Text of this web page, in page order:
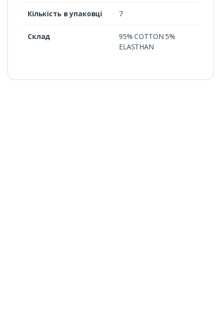
Кількість в упаковці 7
Склад
95% COTTON 5%
ELASTHAN